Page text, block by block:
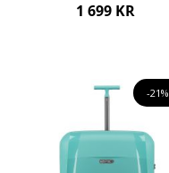
1 699 KR
-21%